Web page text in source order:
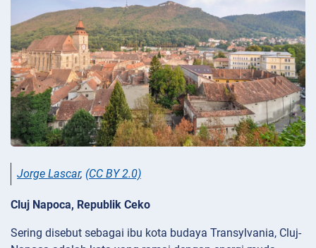
Jorge Lascar, (CC BY 2.0)
Cluj Napoca, Republik Ceko
Sering disebut sebagai ibu kota budaya Transylvania, Cluj-